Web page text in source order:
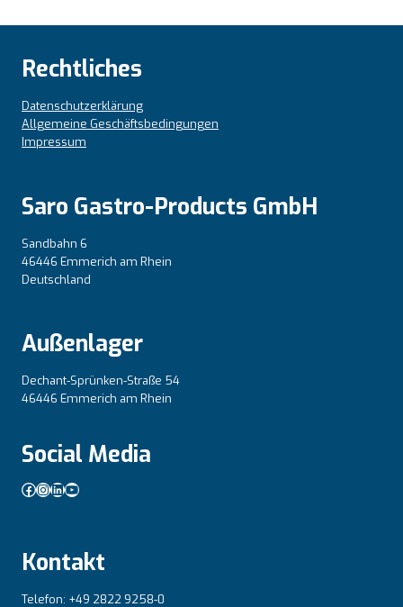
Rechtliches
Datenschutzerklärung
Allgemeine Geschäftsbedingungen
Impressum
Saro Gastro-Products GmbH
Sandbahn 6
46446 Emmerich am Rhein
Deutschland
Außenlager
Dechant-Sprünken-Straße 54
46446 Emmerich am Rhein
Social Media
Facebook
Instagram
LinkedIn
YouTube
Kontakt
Telefon: +49 2822 9258-0